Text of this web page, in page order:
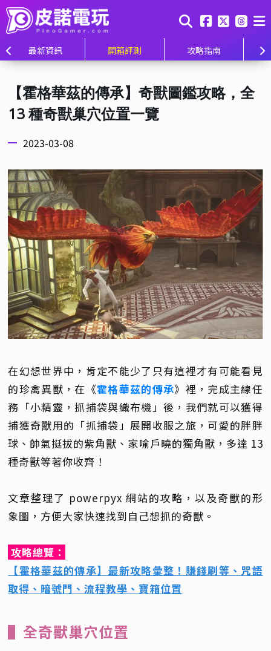
最新資訊 開箱評測 攻略指南
【霍格華茲的傳承】奇獸圖鑑攻略，全
13 種奇獸巢穴位置一覽
2023-03-08
在幻想世界中，肯定不能少了只有這裡才有可能看見
的珍禽異獸，在《霍格華茲的傳承》裡，完成主線任
務「小精靈，抓捕袋與織布機」後，我們就可以獲得
捕獲奇獸用的「抓捕袋」展開收服之旅，可愛的胖胖
球、帥氣挺拔的紫角獸、家喻戶曉的獨角獸，多達 13
種奇獸等著你收齊！
文章整理了 powerpyx 網站的攻略，以及奇獸的形
象圖，方便大家快速找到自己想抓的奇獸。
攻略總覽：
【霍格華茲的傳承】最新攻略彙整！賺錢刷等、咒語
取得、暗號門、流程教學、寶箱位置
▌全奇獸巢穴位置